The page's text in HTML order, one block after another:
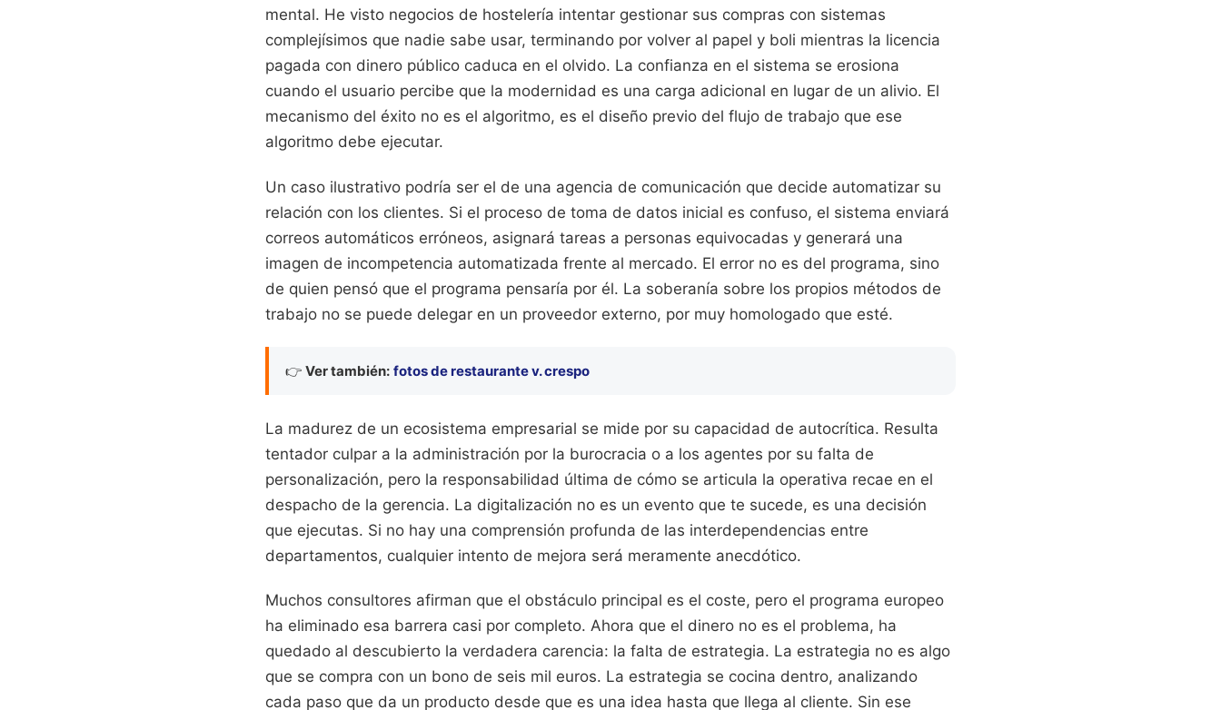
mental. He visto negocios de hostelería intentar gestionar sus compras con sistemas
complejísimos que nadie sabe usar, terminando por volver al papel y boli mientras la licencia
pagada con dinero público caduca en el olvido. La confianza en el sistema se erosiona
cuando el usuario percibe que la modernidad es una carga adicional en lugar de un alivio. El
mecanismo del éxito no es el algoritmo, es el diseño previo del flujo de trabajo que ese
algoritmo debe ejecutar.
Un caso ilustrativo podría ser el de una agencia de comunicación que decide automatizar su
relación con los clientes. Si el proceso de toma de datos inicial es confuso, el sistema enviará
correos automáticos erróneos, asignará tareas a personas equivocadas y generará una
imagen de incompetencia automatizada frente al mercado. El error no es del programa, sino
de quien pensó que el programa pensaría por él. La soberanía sobre los propios métodos de
trabajo no se puede delegar en un proveedor externo, por muy homologado que esté.
👉 Ver también: fotos de restaurante v. crespo
La madurez de un ecosistema empresarial se mide por su capacidad de autocrítica. Resulta
tentador culpar a la administración por la burocracia o a los agentes por su falta de
personalización, pero la responsabilidad última de cómo se articula la operativa recae en el
despacho de la gerencia. La digitalización no es un evento que te sucede, es una decisión
que ejecutas. Si no hay una comprensión profunda de las interdependencias entre
departamentos, cualquier intento de mejora será meramente anecdótico.
Muchos consultores afirman que el obstáculo principal es el coste, pero el programa europeo
ha eliminado esa barrera casi por completo. Ahora que el dinero no es el problema, ha
quedado al descubierto la verdadera carencia: la falta de estrategia. La estrategia no es algo
que se compra con un bono de seis mil euros. La estrategia se cocina dentro, analizando
cada paso que da un producto desde que es una idea hasta que llega al cliente. Sin ese